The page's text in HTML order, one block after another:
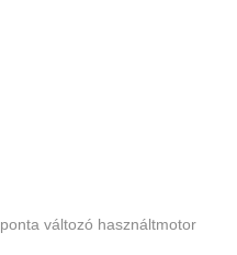
legerősebb fékhatásról, hogy
hagyományok visszaköszönnek
A középen elhelyezett
biztonságáról. Megnövelt
Beépített lábtartó az
változó használtmotor